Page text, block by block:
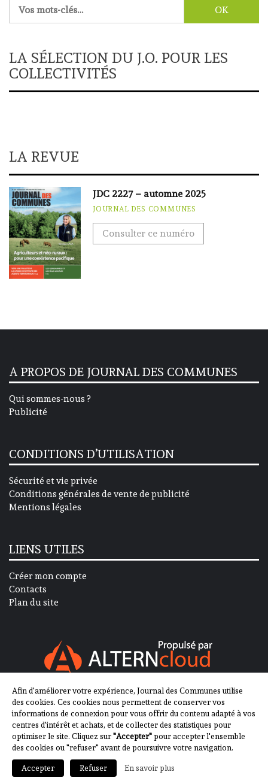
LA SÉLECTION DU J.O. POUR LES
COLLECTIVITÉS
LA REVUE
JDC 2227 – automne 2025
JOURNAL DES COMMUNES
Consulter ce numéro
A PROPOS DE JOURNAL DES COMMUNES
Qui sommes-nous ?
Publicité
CONDITIONS D’UTILISATION
Sécurité et vie privée
Conditions générales de vente de publicité
Mentions légales
LIENS UTILES
Créer mon compte
Contacts
Plan du site
SUIVEZ-NOUS SUR
2013-2023 - Journal des Communes ©
Afin d'améliorer votre expérience, Journal des Communes utilise
des cookies. Ces cookies nous permettent de conserver vos
informations de connexion pour vous offrir du contenu adapté à vos
centres d'intérêt et achats, et de collecter des statistiques pour
optimiser le site. Cliquez sur"Accepter"pour accepter l'ensemble
des cookies ou "refuser" avant de poursuivre votre navigation.
Accepter Refuser En savoir plus